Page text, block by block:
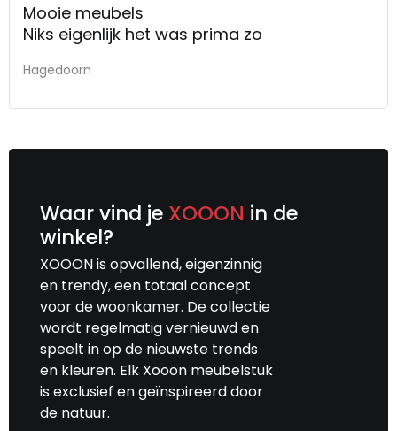
Mooie meubels
Niks eigenlijk het was prima zo
Hagedoorn
Waar vind je XOOON in de
winkel?
XOOON is opvallend, eigenzinnig
en trendy, een totaal concept
voor de woonkamer. De collectie
wordt regelmatig vernieuwd en
speelt in op de nieuwste trends
en kleuren. Elk Xooon meubelstuk
is exclusief en geïnspireerd door
de natuur.